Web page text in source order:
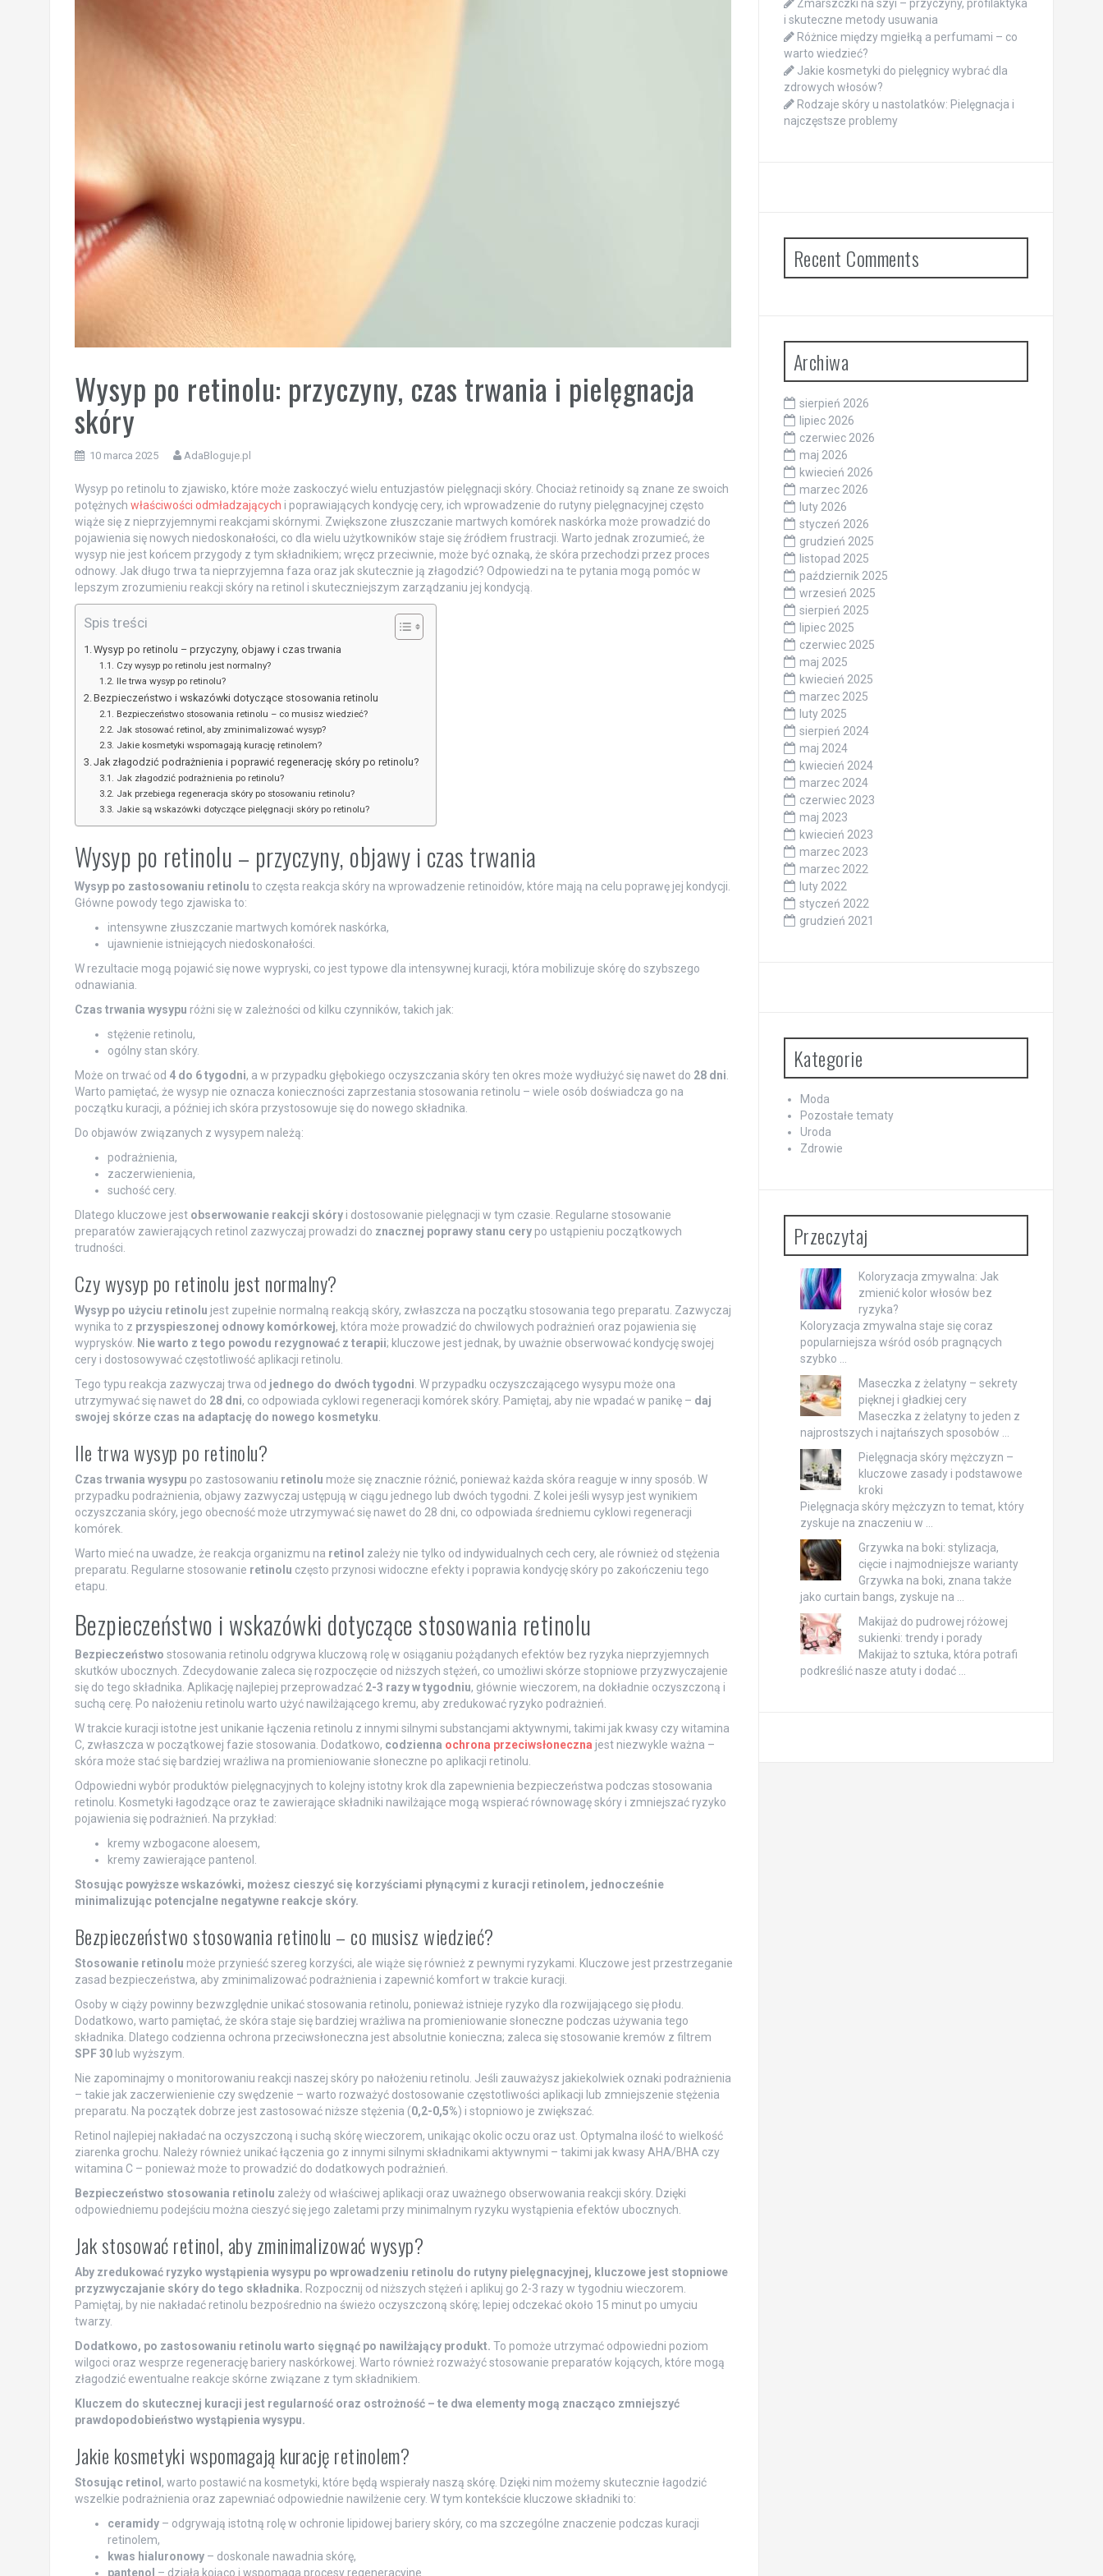
Wysyp po retinolu: przyczyny, czas trwania i pielęgnacja
skóry
10 marca 2025 AdaBloguje.pl
Wysyp po retinolu to zjawisko, które może zaskoczyć wielu entuzjastów pielęgnacji skóry. Chociaż retinoidy są znane ze swoich
potężnych właściwości odmładzających i poprawiających kondycję cery, ich wprowadzenie do rutyny pielęgnacyjnej często
wiąże się z nieprzyjemnymi reakcjami skórnymi. Zwiększone złuszczanie martwych komórek naskórka może prowadzić do
pojawienia się nowych niedoskonałości, co dla wielu użytkowników staje się źródłem frustracji. Warto jednak zrozumieć, że
wysyp nie jest końcem przygody z tym składnikiem; wręcz przeciwnie, może być oznaką, że skóra przechodzi przez proces
odnowy. Jak długo trwa ta nieprzyjemna faza oraz jak skutecznie ją złagodzić? Odpowiedzi na te pytania mogą pomóc w
lepszym zrozumieniu reakcji skóry na retinol i skuteczniejszym zarządzaniu jej kondycją.
Spis treści
Wysyp po retinolu – przyczyny, objawy i czas trwania
Czy wysyp po retinolu jest normalny?
Ile trwa wysyp po retinolu?
Bezpieczeństwo i wskazówki dotyczące stosowania retinolu
Bezpieczeństwo stosowania retinolu – co musisz wiedzieć?
Jak stosować retinol, aby zminimalizować wysyp?
Jakie kosmetyki wspomagają kurację retinolem?
Jak złagodzić podrażnienia i poprawić regenerację skóry po retinolu?
Jak złagodzić podrażnienia po retinolu?
Jak przebiega regeneracja skóry po stosowaniu retinolu?
Jakie są wskazówki dotyczące pielęgnacji skóry po retinolu?
Wysyp po retinolu – przyczyny, objawy i czas trwania
Wysyp po zastosowaniu retinolu to częsta reakcja skóry na wprowadzenie retinoidów, które mają na celu poprawę jej kondycji.
Główne powody tego zjawiska to:
intensywne złuszczanie martwych komórek naskórka,
ujawnienie istniejących niedoskonałości.
W rezultacie mogą pojawić się nowe wypryski, co jest typowe dla intensywnej kuracji, która mobilizuje skórę do szybszego
odnawiania.
Czas trwania wysypu różni się w zależności od kilku czynników, takich jak:
stężenie retinolu,
ogólny stan skóry.
Może on trwać od 4 do 6 tygodni, a w przypadku głębokiego oczyszczania skóry ten okres może wydłużyć się nawet do 28 dni
Warto pamiętać, że wysyp nie oznacza konieczności zaprzestania stosowania retinolu – wiele osób doświadcza go na
początku kuracji, a później ich skóra przystosowuje się do nowego składnika.
Do objawów związanych z wysypem należą:
podrażnienia,
zaczerwienienia,
suchość cery.
Dlatego kluczowe jest obserwowanie reakcji skóryi dostosowanie pielęgnacji w tym czasie. Regularne stosowanie
preparatów zawierających retinol zazwyczaj prowadzi do znacznej poprawy stanu cerypo ustąpieniu początkowych
trudności.
Czy wysyp po retinolu jest normalny?
Wysyp po użyciu retinolu jest zupełnie normalną reakcją skóry, zwłaszcza na początku stosowania tego preparatu. Zazwyczaj
wynika to z przyspieszonej odnowy komórkowej, która może prowadzić do chwilowych podrażnień oraz pojawienia się
wyprysków. Nie warto z tego powodu rezygnować z terapii; kluczowe jest jednak, by uważnie obserwować kondycję swojej
cery i dostosowywać częstotliwość aplikacji retinolu.
Tego typu reakcja zazwyczaj trwa od jednego do dwóch tygodni . W przypadku oczyszczającego wysypu może ona
utrzymywać się nawet do 28 dni, co odpowiada cyklowi regeneracji komórek skóry. Pamiętaj, aby nie wpadać w panikę – daj
swojej skórze czas na adaptację do nowego kosmetyku
Ile trwa wysyp po retinolu?
Czas trwania wysypu po zastosowaniu retinolu może się znacznie różnić, ponieważ każda skóra reaguje w inny sposób. W
przypadku podrażnienia, objawy zazwyczaj ustępują w ciągu jednego lub dwóch tygodni. Z kolei jeśli wysyp jest wynikiem
oczyszczania skóry, jego obecność może utrzymywać się nawet do 28 dni, co odpowiada średniemu cyklowi regeneracji
komórek.
Warto mieć na uwadze, że reakcja organizmu na retinol zależy nie tylko od indywidualnych cech cery, ale również od stężenia
preparatu. Regularne stosowanie retinolu często przynosi widoczne efekty i poprawia kondycję skóry po zakończeniu tego
etapu.
Bezpieczeństwo i wskazówki dotyczące stosowania retinolu
Bezpieczeństwo stosowania retinolu odgrywa kluczową rolę w osiąganiu pożądanych efektów bez ryzyka nieprzyjemnych
skutków ubocznych. Zdecydowanie zaleca się rozpoczęcie od niższych stężeń, co umożliwi skórze stopniowe przyzwyczajenie
się do tego składnika. Aplikację najlepiej przeprowadzać 2-3 razy w tygodniu, głównie wieczorem, na dokładnie oczyszczoną i
suchą cerę. Po nałożeniu retinolu warto użyć nawilżającego kremu, aby zredukować ryzyko podrażnień.
W trakcie kuracji istotne jest unikanie łączenia retinolu z innymi silnymi substancjami aktywnymi, takimi jak kwasy czy witamina
C, zwłaszcza w początkowej fazie stosowania. Dodatkowo, codzienna ochrona przeciwsłoneczna jest niezwykle ważna –
skóra może stać się bardziej wrażliwa na promieniowanie słoneczne po aplikacji retinolu.
Odpowiedni wybór produktów pielęgnacyjnych to kolejny istotny krok dla zapewnienia bezpieczeństwa podczas stosowania
retinolu. Kosmetyki łagodzące oraz te zawierające składniki nawilżające mogą wspierać równowagę skóry i zmniejszać ryzyko
pojawienia się podrażnień. Na przykład:
kremy wzbogacone aloesem,
kremy zawierające pantenol.
Stosując powyższe wskazówki, możesz cieszyć się korzyściami płynącymi z kuracji retinolem, jednocześnie
minimalizując potencjalne negatywne reakcje skóry.
Bezpieczeństwo stosowania retinolu – co musisz wiedzieć?
Stosowanie retinolu może przynieść szereg korzyści, ale wiąże się również z pewnymi ryzykami. Kluczowe jest przestrzeganie
zasad bezpieczeństwa, aby zminimalizować podrażnienia i zapewnić komfort w trakcie kuracji.
Osoby w ciąży powinny bezwzględnie unikać stosowania retinolu, ponieważ istnieje ryzyko dla rozwijającego się płodu.
Dodatkowo, warto pamiętać, że skóra staje się bardziej wrażliwa na promieniowanie słoneczne podczas używania tego
składnika. Dlatego codzienna ochrona przeciwsłoneczna jest absolutnie konieczna; zaleca się stosowanie kremów z filtrem
SPF 30lub wyższym.
Nie zapominajmy o monitorowaniu reakcji naszej skóry po nałożeniu retinolu. Jeśli zauważysz jakiekolwiek oznaki podrażnienia
– takie jak zaczerwienienie czy swędzenie – warto rozważyć dostosowanie częstotliwości aplikacji lub zmniejszenie stężenia
preparatu. Na początek dobrze jest zastosować niższe stężenia (0,2-0,5%) i stopniowo je zwiększać.
Retinol najlepiej nakładać na oczyszczoną i suchą skórę wieczorem, unikając okolic oczu oraz ust. Optymalna ilość to wielkość
ziarenka grochu. Należy również unikać łączenia go z innymi silnymi składnikami aktywnymi – takimi jak kwasy AHA/BHA czy
witamina C – ponieważ może to prowadzić do dodatkowych podrażnień.
Bezpieczeństwo stosowania retinolu zależy od właściwej aplikacji oraz uważnego obserwowania reakcji skóry. Dzięki
odpowiedniemu podejściu można cieszyć się jego zaletami przy minimalnym ryzyku wystąpienia efektów ubocznych.
Jak stosować retinol, aby zminimalizować wysyp?
Aby zredukować ryzyko wystąpienia wysypu po wprowadzeniu retinolu do rutyny pielęgnacyjnej, kluczowe jest stopniowe
przyzwyczajanie skóry do tego składnika. Rozpocznij od niższych stężeń i aplikuj go 2-3 razy w tygodniu wieczorem.
Pamiętaj, by nie nakładać retinolu bezpośrednio na świeżo oczyszczoną skórę; lepiej odczekać około 15 minut po umyciu
twarzy.
Dodatkowo, po zastosowaniu retinolu warto sięgnąć po nawilżający produkt. To pomoże utrzymać odpowiedni poziom
wilgoci oraz wesprze regenerację bariery naskórkowej. Warto również rozważyć stosowanie preparatów kojących, które mogą
złagodzić ewentualne reakcje skórne związane z tym składnikiem.
Kluczem do skutecznej kuracji jest regularność oraz ostrożność – te dwa elementy mogą znacząco zmniejszyć
prawdopodobieństwo wystąpienia wysypu.
Jakie kosmetyki wspomagają kurację retinolem?
Stosując retinol , warto postawić na kosmetyki, które będą wspierały naszą skórę. Dzięki nim możemy skutecznie łagodzić
wszelkie podrażnienia oraz zapewniać odpowiednie nawilżenie cery. W tym kontekście kluczowe składniki to:
ceramidy– odgrywają istotną rolę w ochronie lipidowej bariery skóry, co ma szczególne znaczenie podczas kuracji
retinolem,
kwas hialuronowy– doskonale nawadnia skórę,
pantenol – działa kojąco i wspomaga procesy regeneracyjne.
Zmarszczki na szyi – przyczyny, profilaktyka
i skuteczne metody usuwania
Różnice między mgiełką a perfumami – co
warto wiedzieć?
Jakie kosmetyki do pielęgnicy wybrać dla
zdrowych włosów?
Rodzaje skóry u nastolatków: Pielęgnacja i
najczęstsze problemy
Recent Comments
Archiwa
sierpień 2026
lipiec 2026
czerwiec 2026
maj 2026
kwiecień 2026
marzec 2026
luty 2026
styczeń 2026
grudzień 2025
listopad 2025
październik 2025
wrzesień 2025
sierpień 2025
lipiec 2025
czerwiec 2025
maj 2025
kwiecień 2025
marzec 2025
luty 2025
sierpień 2024
maj 2024
kwiecień 2024
marzec 2024
czerwiec 2023
maj 2023
kwiecień 2023
marzec 2023
marzec 2022
luty 2022
styczeń 2022
grudzień 2021
Kategorie
Moda
Pozostałe tematy
Uroda
Zdrowie
Przeczytaj
Koloryzacja zmywalna: Jak
zmienić kolor włosów bez
ryzyka?
Koloryzacja zmywalna staje się coraz
popularniejsza wśród osób pragnących
szybko …
Maseczka z żelatyny – sekrety
pięknej i gładkiej cery
Maseczka z żelatyny to jeden z
najprostszych i najtańszych sposobów …
Pielęgnacja skóry mężczyzn –
kluczowe zasady i podstawowe
kroki
Pielęgnacja skóry mężczyzn to temat, który
zyskuje na znaczeniu w …
Grzywka na boki: stylizacja,
cięcie i najmodniejsze warianty
Grzywka na boki, znana także
jako curtain bangs, zyskuje na …
Makijaż do pudrowej różowej
sukienki: trendy i porady
Makijaż to sztuka, która potrafi
podkreślić nasze atuty i dodać …